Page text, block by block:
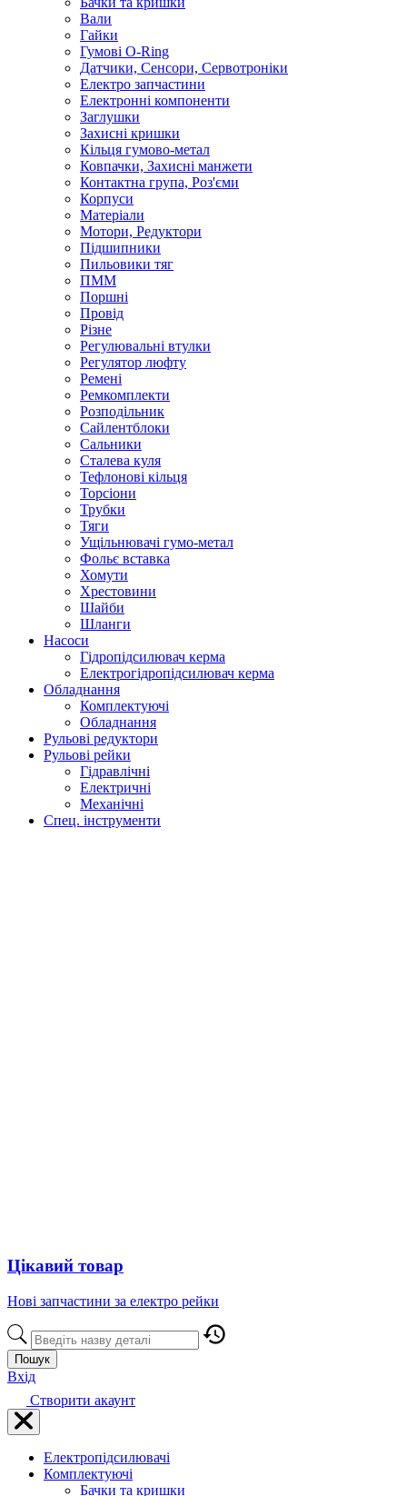
Вали
Гайки
Гумові O-Ring
Датчики, Сенсори, Сервотроніки
Електро запчастини
Електронні компоненти
Заглушки
Захисні кришки
Кільця гумово-метал
Ковпачки, Захисні манжети
Контактна група, Роз'єми
Корпуси
Матеріали
Мотори, Редуктори
Підшипники
Пильовики тяг
ПММ
Поршні
Провід
Різне
Регулювальні втулки
Регулятор люфту
Ремені
Ремкомплекти
Розподільник
Сайлентблоки
Сальники
Сталева куля
Тефлонові кільця
Торсіони
Трубки
Тяги
Ущільнювачі гумо-метал
Фольє вставка
Хомути
Хрестовини
Шайби
Шланги
Насоси
Гідропідсилювач керма
Електрогідропідсилювач керма
Обладнання
Комплектуючі
Обладнання
Рульові редуктори
Рульові рейки
Гідравлічні
Електричні
Механічні
Спец. інструменти
Цікавий товар
Нові запчастини за електро рейки
Пошук
Вхід
Створити акаунт
Електропідсилювачі
Комплектуючі
Бачки та кришки